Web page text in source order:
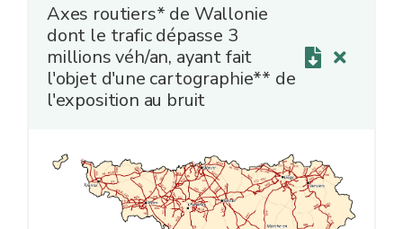
Axes routiers* de Wallonie
dont le trafic dépasse 3
millions véh/an, ayant fait
l'objet d'une cartographie** de
l'exposition au bruit